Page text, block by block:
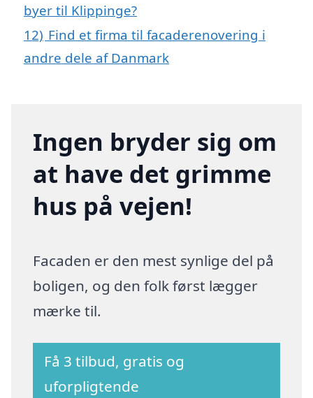
byer til Klippinge?
12) Find et firma til facaderenovering i
andre dele af Danmark
Ingen bryder sig om
at have det grimme
hus på vejen!
Facaden er den mest synlige del på
boligen, og den folk først lægger
mærke til.
Få 3 tilbud, gratis og
uforpligtende